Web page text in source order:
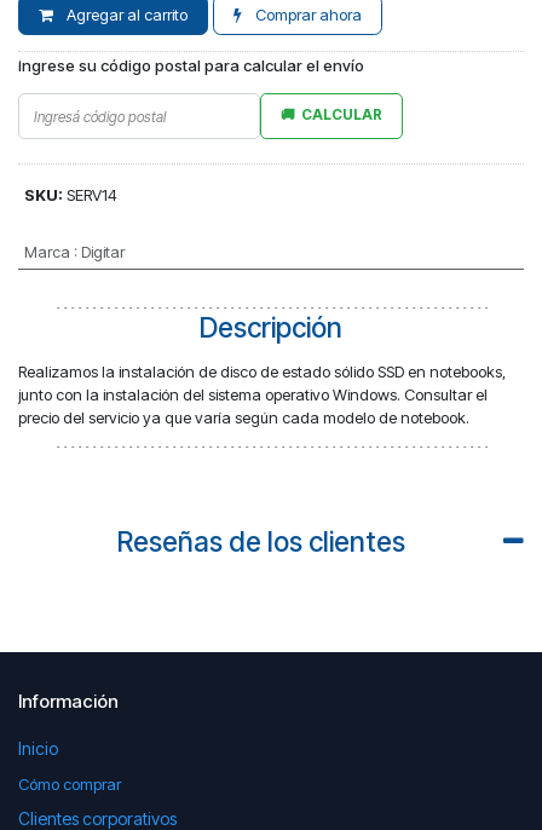
Agregar al carrito Comprar ahora
Ingrese su código postal para calcular el envío
CALCULAR
SKU: SERV14
Marca : Digitar
Descripción
Realizamos la instalación de disco de estado sólido SSD en notebooks,
junto con la instalación del sistema operativo Windows. Consultar el
precio del servicio ya que varía según cada modelo de notebook.
Reseñas de los clientes
Información
Inicio
Cómo comprar
Clientes corporativos